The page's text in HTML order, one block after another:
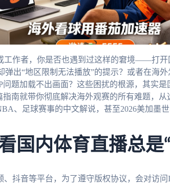
工作者，你是否也遇到过这样的窘境——打开
弹出“地区限制无法播放”的提示？或者在海
问题加载不出画面？这些困扰的根源，其实
南就带你彻底解决海外观赛的所有难题，
、足球赛事的中文解说，甚至2026美加墨
国内体育直播总是“
、抖音等平台，为了遵守版权协议，会对访